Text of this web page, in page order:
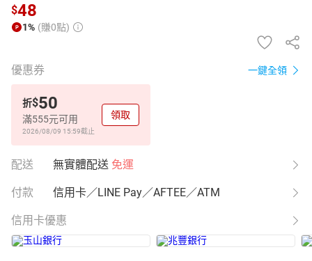
$48
1% (賺0點)
優惠券 一鍵全領
折$50
滿555元可用
2026/08/09 15:59截止
領取
配送 無實體配送 免運
付款 信用卡／LINE Pay／AFTEE／ATM
信用卡優惠